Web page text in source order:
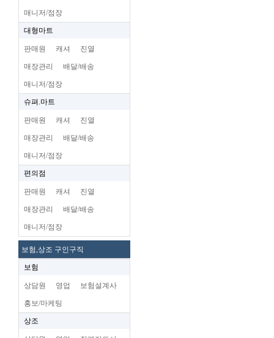
매니저/점장
대형마트
판매원 캐셔 진열
매장관리 배달/배송
매니저/점장
슈펴.마트
판매원 캐셔 진열
매장관리 배달/배송
매니저/점장
편의점
판매원 캐셔 진열
매장관리 배달/배송
매니저/점장
보험,상조 구인구직
보험
상담원 영업 보험설계사
홍보/마케팅
상조